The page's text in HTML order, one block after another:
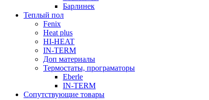
Барлинек
Теплый пол
Fenix
Heat plus
HI-HEAT
IN-TERM
Доп материалы
Термостаты, програматоры
Eberle
IN-TERM
Сопутствующие товары